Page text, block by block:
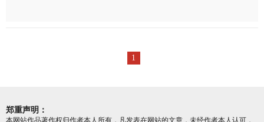
1
郑重声明：
本网站作品著作权归作者本人所有，凡发表在网站的文章，未经作者本人认可，